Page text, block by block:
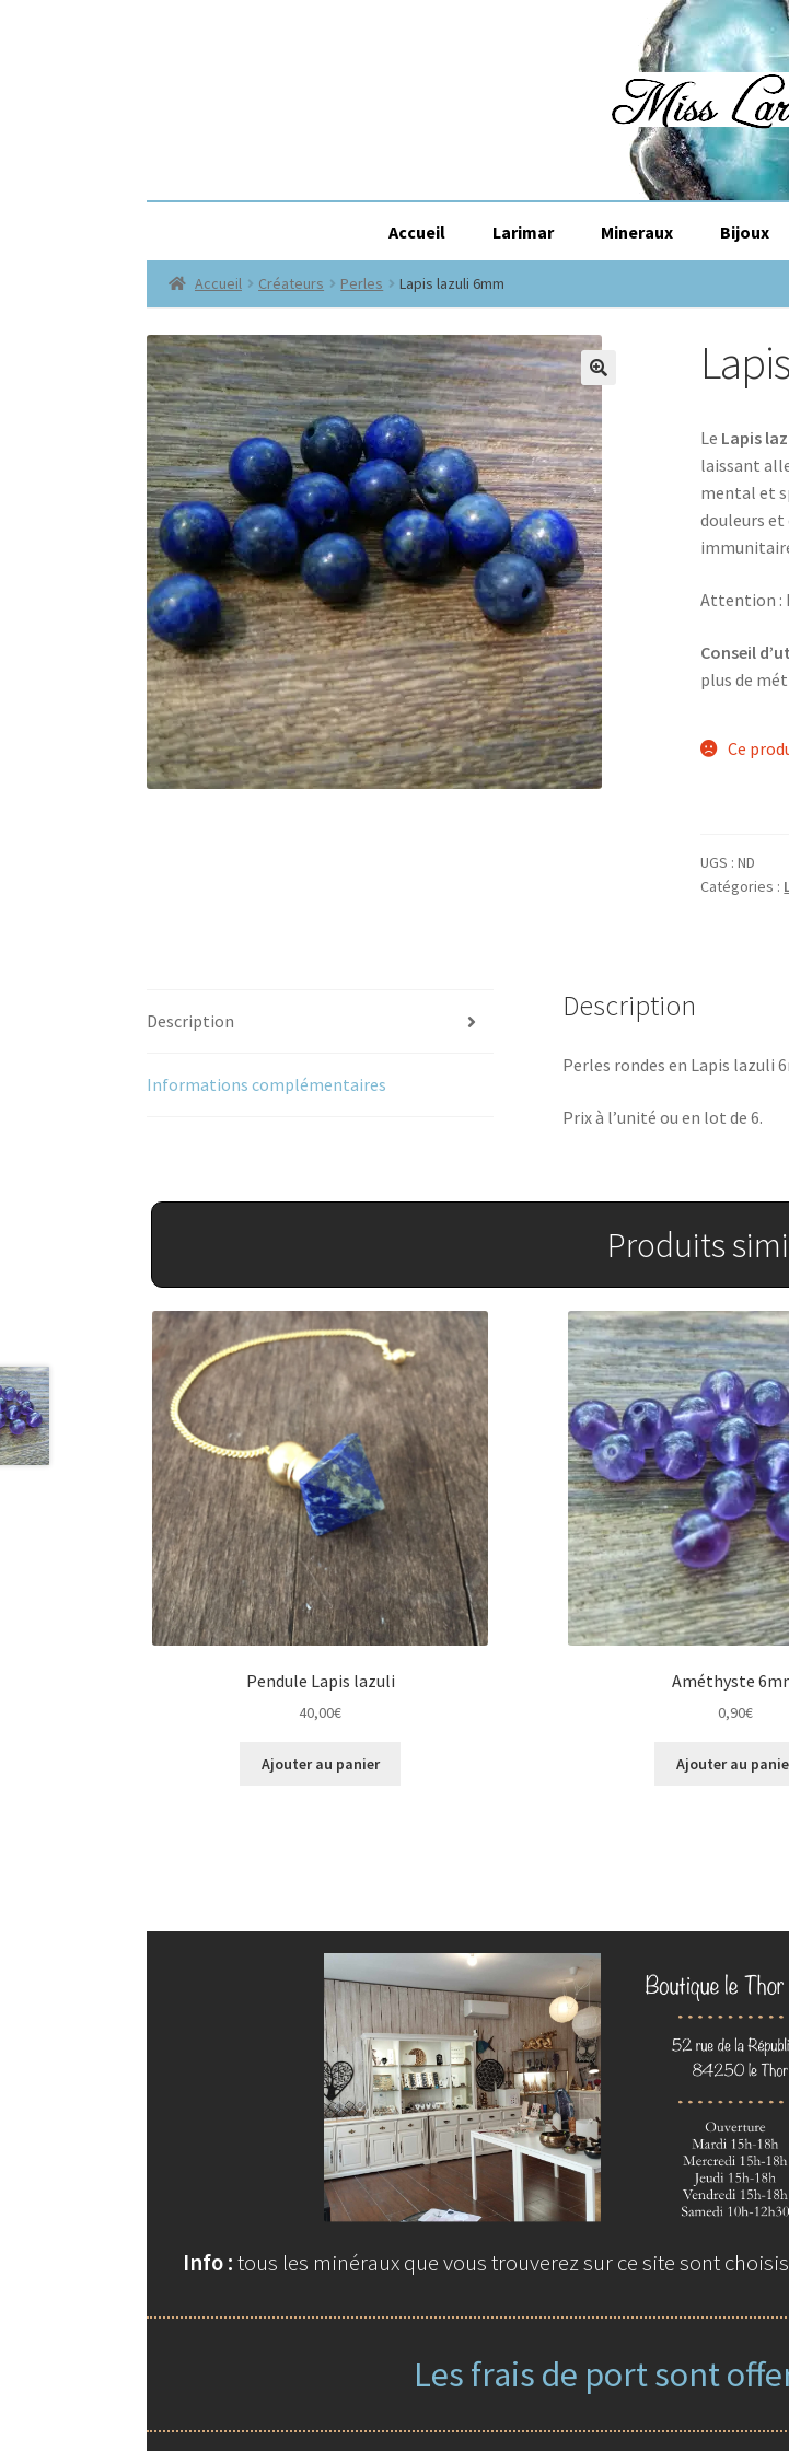
Accueil Larimar Mineraux Bijoux
Accueil Créateurs Perles Lapis lazuli 6mm
🔍
Le Lapis
laissant
mental et
douleurs et
Attention :
Conseil
plus de
Ce
UGS :ND
Catégories :
Description
Informations complémentaires
Description
Perles rondes en Lapis lazuli
Prix à l’unité ou en lot de 6.
Produits
Pendule Lapis lazuli
40,00€
Ajouter au panier
Améthyste
0,90€
Ajouter au
Info :tous les minéraux que vous trouverez sur ce site sont
Les frais de port sont